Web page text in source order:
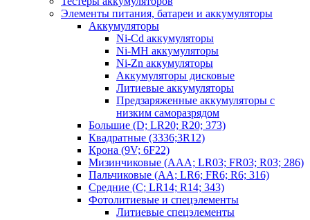
Элементы питания, батареи и аккумуляторы
Аккумуляторы
Ni-Cd аккумуляторы
Ni-MH аккумуляторы
Ni-Zn аккумуляторы
Аккумуляторы дисковые
Литиевые аккумуляторы
Предзаряженные аккумуляторы с
низким саморазрядом
Большие (D; LR20; R20; 373)
Квадратные (3336;3R12)
Крона (9V; 6F22)
Мизинчиковые (AAA; LR03; FR03; R03; 286)
Пальчиковые (AA; LR6; FR6; R6; 316)
Средние (C; LR14; R14; 343)
Фотолитиевые и спецэлементы
Литиевые спецэлементы